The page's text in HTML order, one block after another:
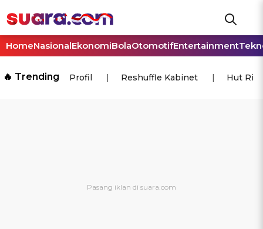
HomeNasionalEkonomiBolaOtomotifEntertainment
🔥 Trending Profil Reshuffle Kabinet Hut Ri